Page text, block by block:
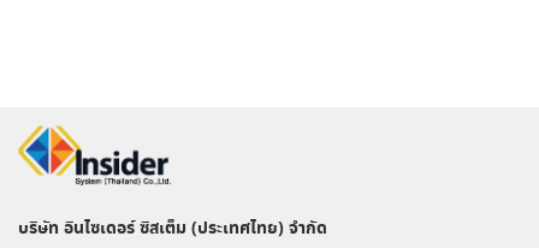
บริษัท อินไซเดอร์ ซิสเต็ม (ประเทศไทย) จำกัด